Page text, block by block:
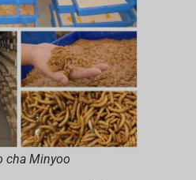
cha Minyoo